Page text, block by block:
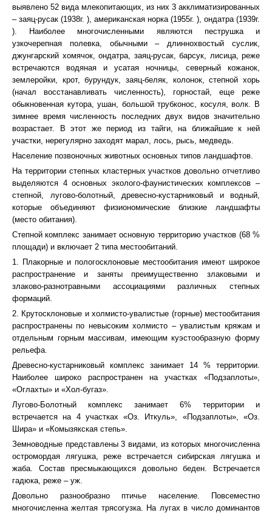
выявлено 52 вида млекопитающих, из них 3 акклиматизированных
– заяц-русак (1938г. ), американская норка (1955г. ), ондатра (1939г.
). Наиболее многочисленными являются пеструшка и
узкочерепная полевка, обычными – длиннохвостый суслик,
джунгарский хомячок, ондатра, заяц-русак, барсук, лисица, реже
встречаются водяная и усатая ночницы, северный кожанок,
землеройки, крот, бурундук, заяц-беляк, колонок, степной хорь
(начал восстанавливать численность), горностай, еще реже
обыкновенная кутора, ушан, большой трубконос, косуля, волк. В
зимнее время численность последних двух видов значительно
возрастает. В этот же период из тайги, на ближайшие к ней
участки, нерегулярно заходят марал, лось, рысь, медведь.
Население позвоночных животных основных типов ландшафтов.
На территории степных кластерных участков довольно отчетливо
выделяются 4 основных эколого-фаунистических комплексов –
степной, лугово-болотный, древесно-кустарниковый и водный,
которые объединяют физиономические близкие ландшафты
(место обитания).
Степной комплекс занимает основную территорию участков (68 %
площади) и включает 2 типа местообитаний.
1. Плакорные и пологосклоновые местообитания имеют широкое
распространение и заняты преимущественно злаковыми и
злаково-разнотравными ассоциациями различных степных
формаций.
2. Крутосклоновые и холмисто-увалистые (горные) местообитания
распространены по невысоким холмисто – увалистым кряжам и
отдельным горным массивам, имеющим куэстообразную форму
рельефа.
Древесно-кустарниковый комплекс занимает 14 % территории.
Наиболее широко распространен на участках «Подзаплоты»,
«Оглахты» и «Хол-бугаз».
Лугово-Болотный комплекс занимает 6% территории и
встречается на 4 участках «Оз. Иткуль», «Подзаплоты», «Оз.
Шира» и «Комызякская степь».
Земноводные представлены 3 видами, из которых многочисленна
остромордая лягушка, реже встречается сибирская лягушка и
жаба. Состав пресмыкающихся довольно беден. Встречается
гадюка, реже – уж.
Довольно разнообразно птичье население. Повсеместно
многочисленна желтая трясогузка. На лугах в число доминантов